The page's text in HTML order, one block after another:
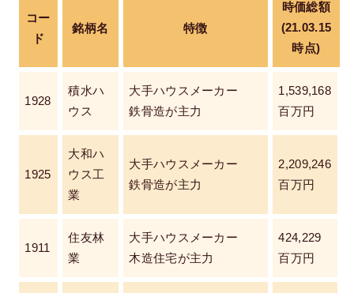
コー
ド
銘柄名 特徴
時価総額
(21.03.15
時点)
1928
積水ハ
ウス
大手ハウスメーカー
鉄骨造が主力
1,539,168
百万円
1925
大和ハ
ウス工
業
大手ハウスメーカー
鉄骨造が主力
2,209,246
百万円
1911
住友林
業
大手ハウスメーカー
木造住宅が主力
424,229
百万円